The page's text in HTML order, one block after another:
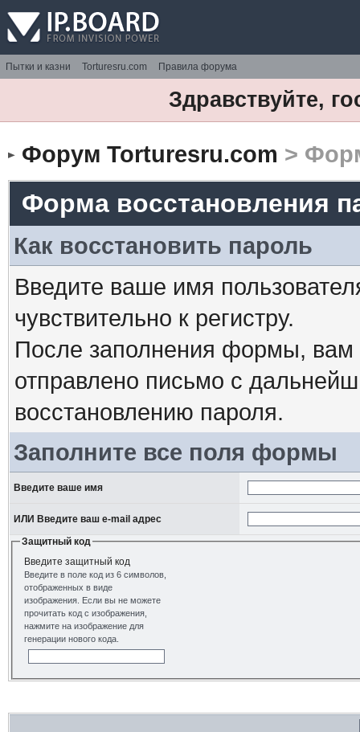
Пытки и казни Torturesru.com Правила форума
Здравствуйте,
Форум Torturesru.com >
Форма восстановления
Как восстановить пароль
Введите ваше имя
чувствительно к регистру.
После заполнения формы, вам
отправлено письмо с
восстановлению пароля.
Заполните все поля формы
Введите ваше имя
ИЛИ Введите ваш e-mail адрес
Защитный код
Введите защитный код
Введите в поле код из 6 символов,
отображенных в виде
изображения. Если вы не можете
прочитать код с изображения,
нажмите на изображение для
генерации нового кода.